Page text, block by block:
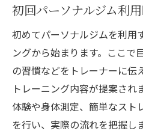
効率的なボディメイクへ
パーソナルジムで
の実際
効率的なボディメ
ジムの特徴
パーソナルジムの
初回パーソナルジム利
初めてパーソナルジムを利用
ングから始まります。ここで
の習慣などをトレーナーに伝
トレーニング内容が提案され
体験や身体測定、簡単なスト
を行い、実際の流れを把握し